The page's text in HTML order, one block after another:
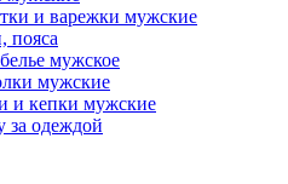
и варежки мужские
пояса
мужское
мужские
и кепки мужские
за одеждой